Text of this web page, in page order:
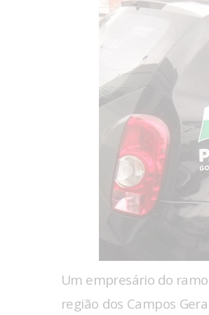
Um empresário do
região dos Campos